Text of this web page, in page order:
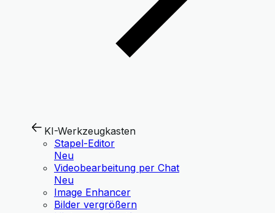
KI-Werkzeugkasten
Stapel-Editor
Neu
Videobearbeitung per Chat
Neu
Image Enhancer
Bilder vergrößern